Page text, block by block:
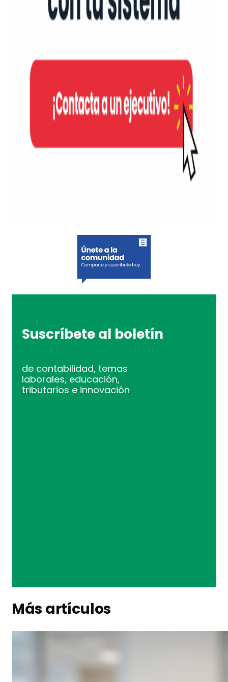
Suscríbete al boletín
de contabilidad, temas
laborales, educación,
tributarios e innovación
Más artículos